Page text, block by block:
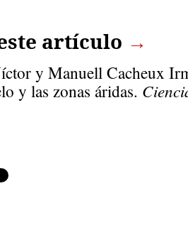
artículo →
y Manuell Cacheux
y las zonas áridas.